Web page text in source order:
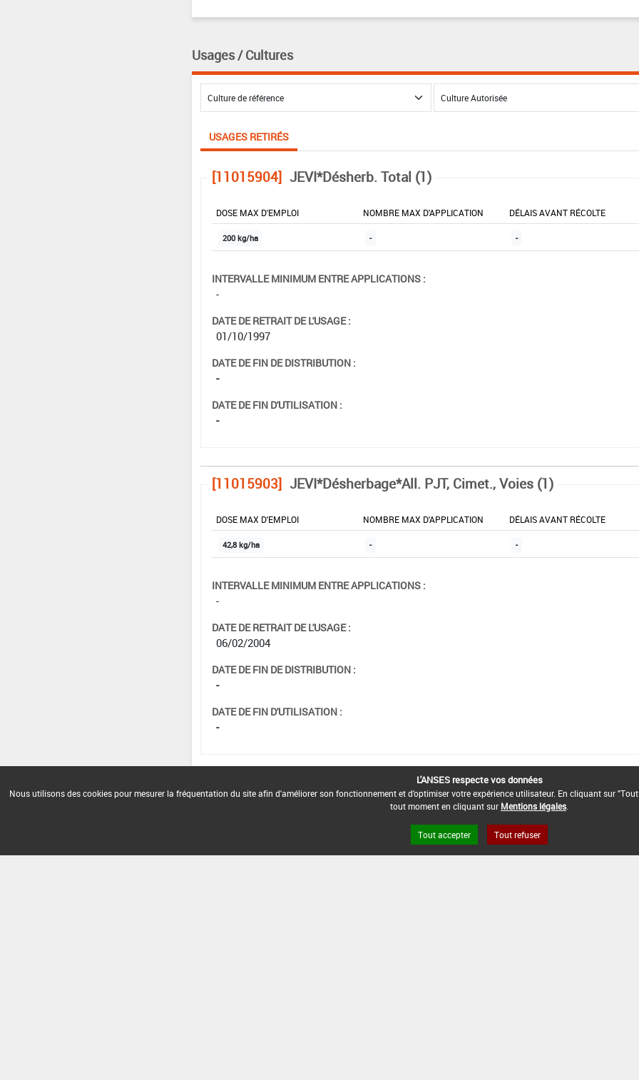
Usages / Cultures
USAGES RETIRÉS
[11015904] JEVI*Désherb. Total (1)
DOSE MAX D'EMPLOI NOMBRE MAX D'APPLICATION DÉLAIS AVANT RÉCOLTE
200 kg/ha - -
INTERVALLE MINIMUM ENTRE APPLICATIONS :
-
DATE DE RETRAIT DE L'USAGE :
01/10/1997
DATE DE FIN DE DISTRIBUTION :
-
DATE DE FIN D'UTILISATION :
-
[11015903] JEVI*Désherbage*All. PJT, Cimet., Voies (1)
DOSE MAX D'EMPLOI NOMBRE MAX D'APPLICATION DÉLAIS AVANT RÉCOLTE
42,8 kg/ha - -
INTERVALLE MINIMUM ENTRE APPLICATIONS :
-
DATE DE RETRAIT DE L'USAGE :
06/02/2004
DATE DE FIN DE DISTRIBUTION :
-
DATE DE FIN D'UTILISATION :
-
L'ANSES respecte vos données
Nous utilisons des cookies pour mesurer la fréquentation du site afin d'améliorer son fonctionnement et d'optimiser votre expérience utilisateur. En cliquant sur
tout moment en cliquant sur Mentions légales
Tout accepter Tout refuser